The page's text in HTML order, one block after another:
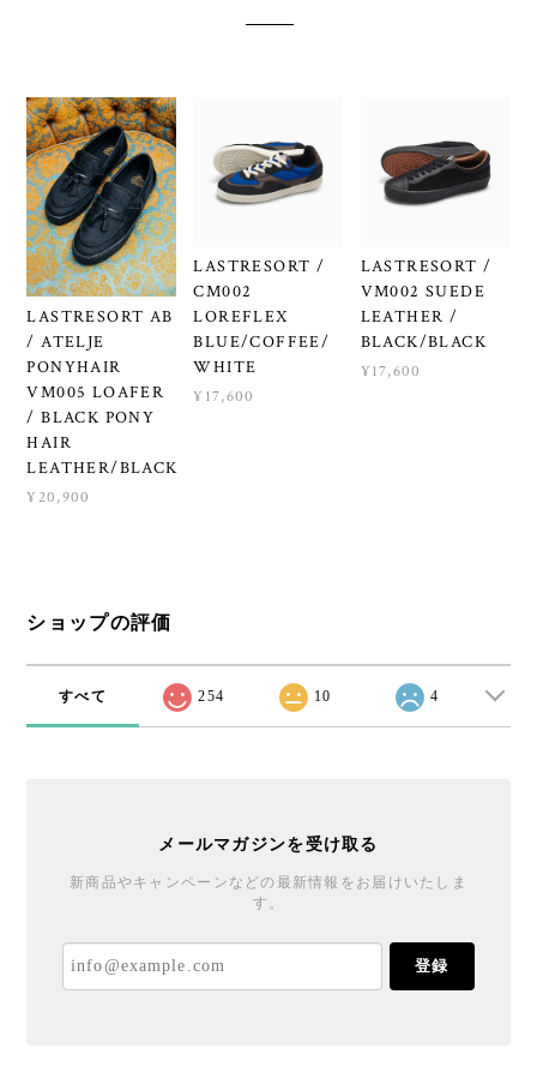
LASTRESORT AB
/ ATELJE
PONYHAIR
VM005 LOAFER
/ BLACK PONY
HAIR
LEATHER/BLACK
¥20,900
LASTRESORT /
CM002
LOREFLEX
BLUE/COFFEE/
WHITE
¥17,600
LASTRESORT /
VM002 SUEDE
LEATHER /
BLACK/BLACK
¥17,600
ショップの評価
すべて 254 10 4
メールマガジンを受け取る
新商品やキャンペーンなどの最新情報をお届けいたしま
す。
登録